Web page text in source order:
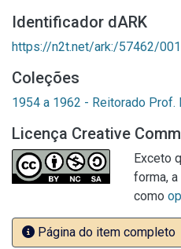
Identificador dARK
https://n2t.net/ark:/57462/
Coleções
1954 a 1962 - Reitorado Prof.
Licença Creative
Exceto
forma,
como
Página do item completo